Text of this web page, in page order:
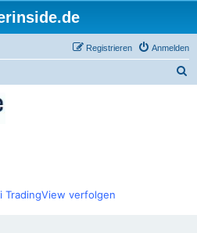
Anmelden
Registrieren
TradingView verfolgen